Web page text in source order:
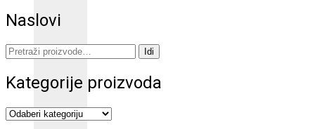
Naslovi
Pretraži: Idi
Kategorije proizvoda